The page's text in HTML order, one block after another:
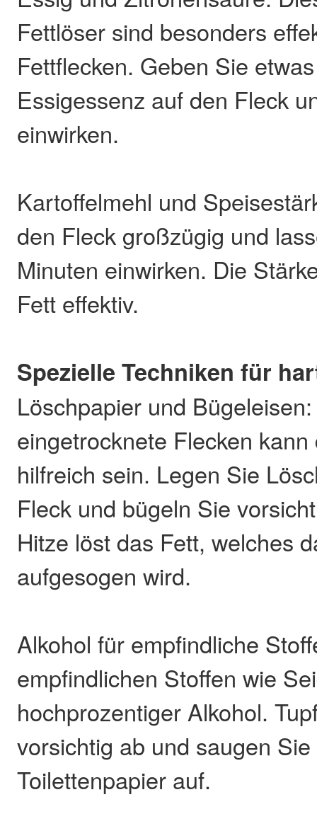
Fettlöser sind besonders
Fettflecken. Geben Sie
Essigessenz auf den Fleck
einwirken.
Kartoffelmehl und
den Fleck großzügig und
Minuten einwirken. Die
Fett effektiv.
Spezielle Techniken für
Löschpapier und
eingetrocknete Flecken
hilfreich sein. Legen Sie
Fleck und bügeln Sie
Hitze löst das Fett, welches
aufgesogen wird.
Alkohol für empfindliche
empfindlichen Stoffen wie
hochprozentiger Alkohol.
vorsichtig ab und saugen
Toilettenpapier auf.